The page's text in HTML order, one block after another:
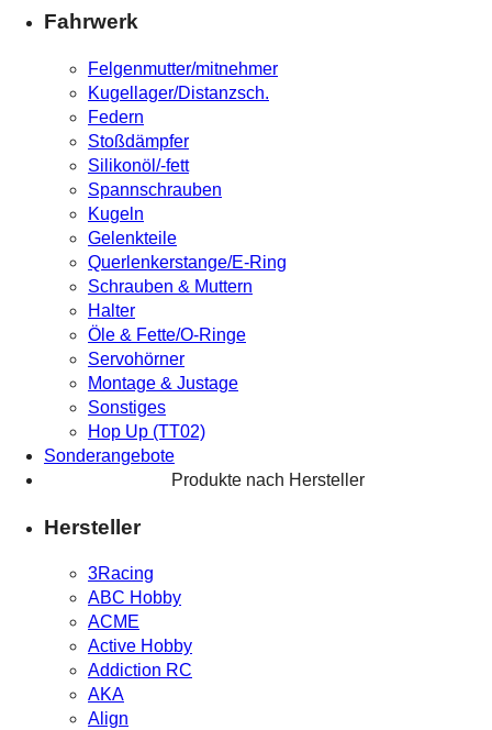
Fahrwerk
Felgenmutter/mitnehmer
Kugellager/Distanzsch.
Federn
Stoßdämpfer
Silikonöl/-fett
Spannschrauben
Kugeln
Gelenkteile
Querlenkerstange/E-Ring
Schrauben & Muttern
Halter
Öle & Fette/O-Ringe
Servohörner
Montage & Justage
Sonstiges
Hop Up (TT02)
Sonderangebote
Produkte nach Hersteller
Hersteller
3Racing
ABC Hobby
ACME
Active Hobby
Addiction RC
AKA
Align